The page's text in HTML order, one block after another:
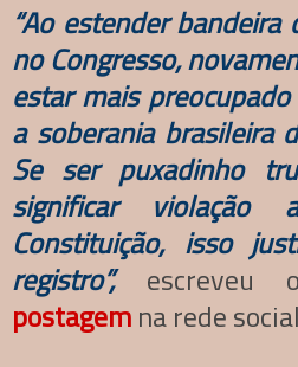
“Ao estender
no Congresso,
estar mais
a soberania brasileira
Se ser puxadinho
significar
Constituição, isso
registro”,escreveu
postagemna rede